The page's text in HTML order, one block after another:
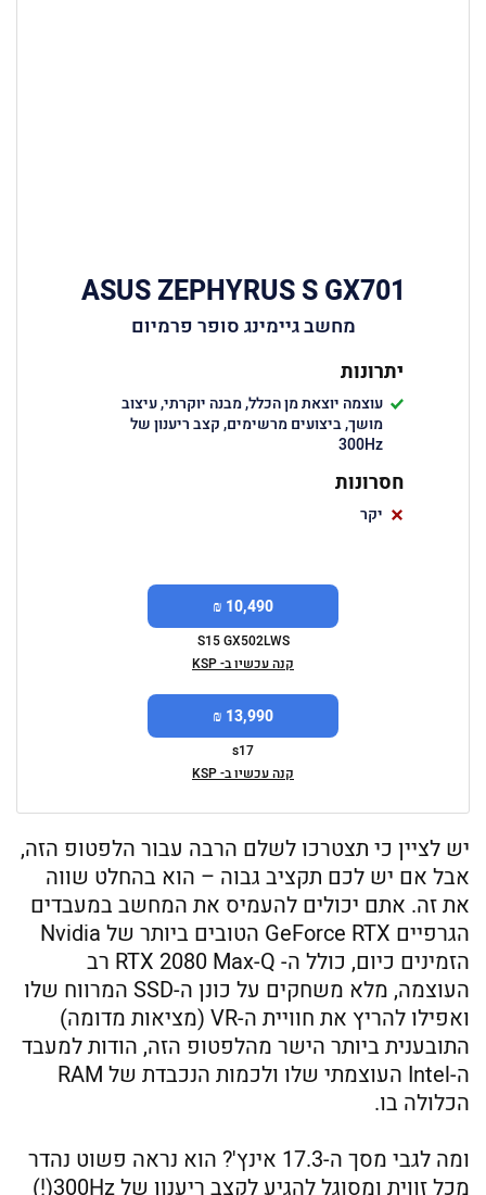
ASUS ZEPHYRUS S GX701
מחשב גיימינג סופר פרמיום
יתרונות
עוצמה יוצאת מן הכלל, מבנה יוקרתי, עיצוב
מושך, ביצועים מרשימים, קצב ריענון של
300Hz
חסרונות
יקר
10,490 ₪
S15 GX502LWS
קנה עכשיו ב- KSP
13,990 ₪
s17
קנה עכשיו ב- KSP
יש לציין כי תצטרכו לשלם הרבה עבור הלפטופ הזה,
אבל אם יש לכם תקציב גבוה – הוא בהחלט שווה
את זה. אתם יכולים להעמיס את המחשב במעבדים
הגרפיים GeForce RTX הטובים ביותר של Nvidia
הזמינים כיום, כולל ה- RTX 2080 Max-Q רב
העוצמה, מלא משחקים על כונן ה-SSD המרווח שלו
ואפילו להריץ את חוויית ה-VR (מציאות מדומה)
התובענית ביותר הישר מהלפטופ הזה, הודות למעבד
ה-Intel העוצמתי שלו ולכמות הנכבדת של RAM
הכלולה בו.
ומה לגבי מסך ה-17.3 אינץ'? הוא נראה פשוט נהדר
מכל זווית ומסוגל להגיע לקצב ריענון של 300Hz(!)